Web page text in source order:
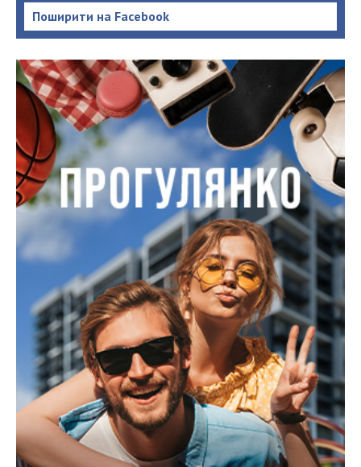
Поширити на Facebook